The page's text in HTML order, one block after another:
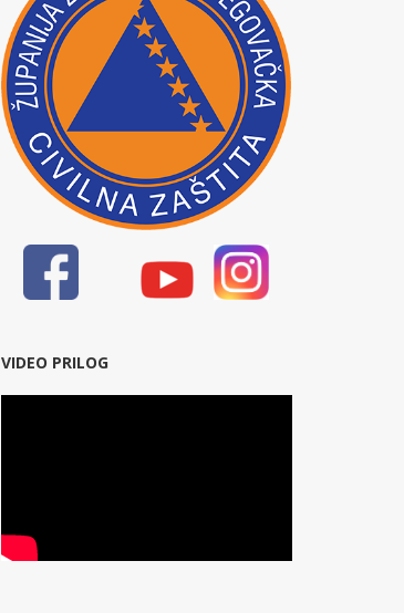
VIDEO PRILOG